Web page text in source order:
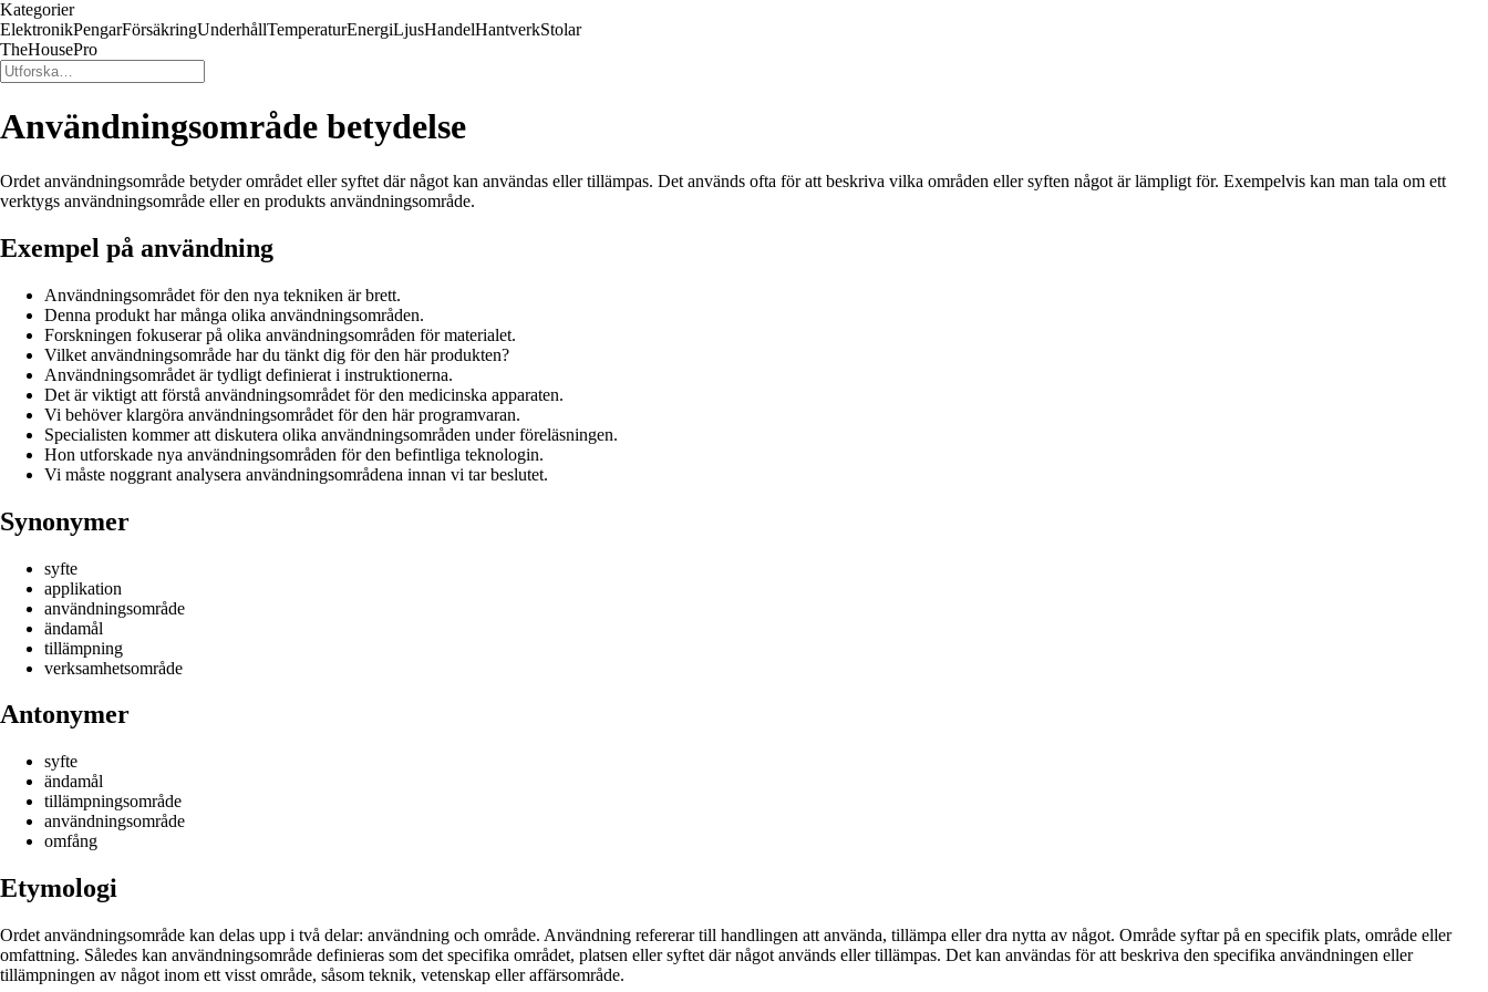
Kategorier
ElektronikPengarFörsäkringUnderhållTemperaturEnergiLjusHandelHantverkStolar
TheHousePro
Användningsområde betydelse
Ordet användningsområde betyder området eller syftet där något kan användas eller tillämpas. Det används ofta för att beskriva vilka områden eller syften något är lämpligt för. Exempelvis kan man tala om ett
verktygs användningsområde eller en produkts användningsområde.
Exempel på användning
Användningsområdet för den nya tekniken är brett.
Denna produkt har många olika användningsområden.
Forskningen fokuserar på olika användningsområden för materialet.
Vilket användningsområde har du tänkt dig för den här produkten?
Användningsområdet är tydligt definierat i instruktionerna.
Det är viktigt att förstå användningsområdet för den medicinska apparaten.
Vi behöver klargöra användningsområdet för den här programvaran.
Specialisten kommer att diskutera olika användningsområden under föreläsningen.
Hon utforskade nya användningsområden för den befintliga teknologin.
Vi måste noggrant analysera användningsområdena innan vi tar beslutet.
Synonymer
syfte
applikation
användningsområde
ändamål
tillämpning
verksamhetsområde
Antonymer
syfte
ändamål
tillämpningsområde
användningsområde
omfång
Etymologi
Ordet användningsområde kan delas upp i två delar: användning och område. Användning refererar till handlingen att använda, tillämpa eller dra nytta av något. Område syftar på en specifik plats, område eller
omfattning. Således kan användningsområde definieras som det specifika området, platsen eller syftet där något används eller tillämpas. Det kan användas för att beskriva den specifika användningen eller
tillämpningen av något inom ett visst område, såsom teknik, vetenskap eller affärsområde.